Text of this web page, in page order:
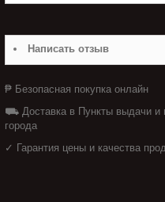
Написать отзыв
₱ Безопасная покупка онлайн
⛟ Доставка в Пункты выдачи и
города
✓ Гарантия цены и качества